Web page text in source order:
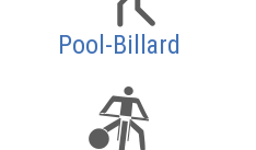
Pool-Billard